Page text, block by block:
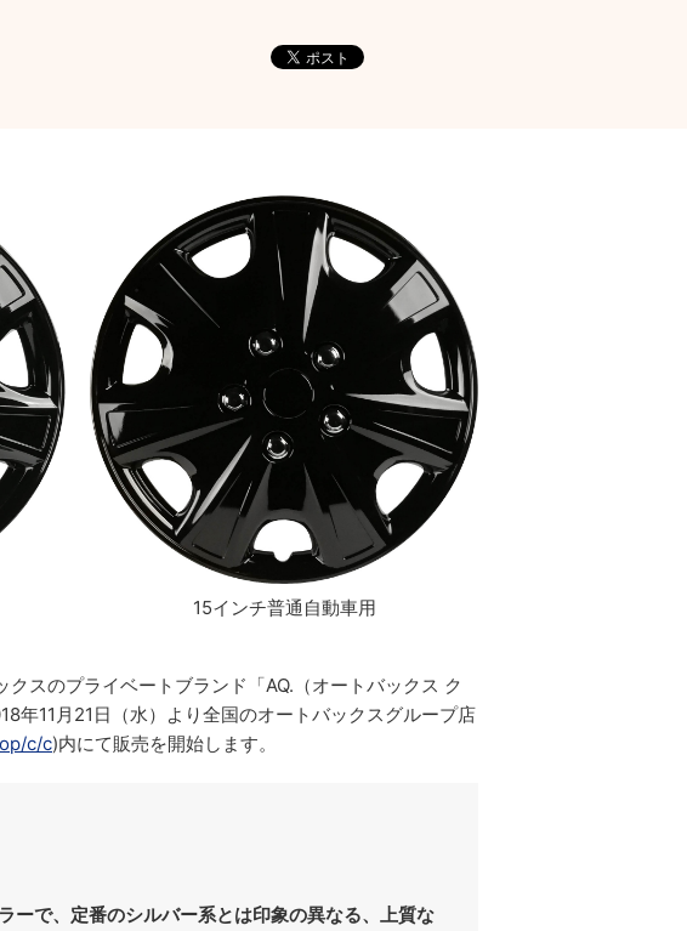
15インチ普通自動車用
スのプライベートブランド「AQ.（オートバックス ク
年11月21日（水）より全国のオートバックスグループ店
c/c)内にて販売を開始します。
で、定番のシルバー系とは印象の異なる、上質な